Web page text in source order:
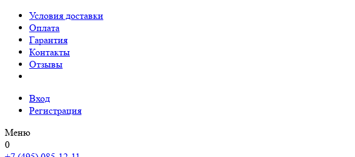
Условия доставки
Оплата
Гарантия
Контакты
Отзывы
Вход
Регистрация
Меню
0